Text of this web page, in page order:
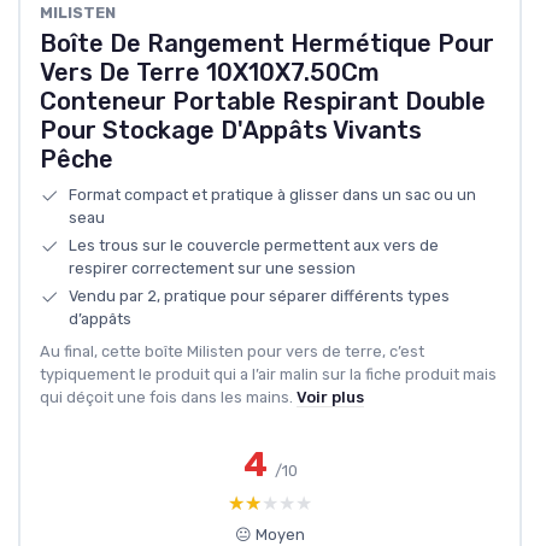
MILISTEN
Boîte De Rangement Hermétique Pour
Vers De Terre 10X10X7.50Cm
Conteneur Portable Respirant Double
Pour Stockage D'Appâts Vivants
Pêche
Format compact et pratique à glisser dans un sac ou un
seau
Les trous sur le couvercle permettent aux vers de
respirer correctement sur une session
Vendu par 2, pratique pour séparer différents types
d’appâts
Au final, cette boîte Milisten pour vers de terre, c’est
typiquement le produit qui a l’air malin sur la fiche produit mais
qui déçoit une fois dans les mains. Voir plus
4 /10
★★★★★
★★★★★
😐 Moyen